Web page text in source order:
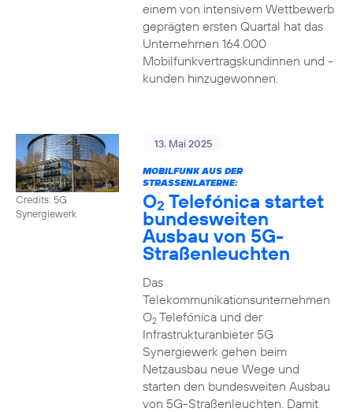
einem von intensivem Wettbewerb
geprägten ersten Quartal hat das
Unternehmen 164.000
Mobilfunkvertragskundinnen und -
kunden hinzugewonnen.
Credits: 5G
Synergiewerk
13. Mai 2025
MOBILFUNK AUS DER
STRASSENLATERNE:
O2 Telefónica startet
bundesweiten
Ausbau von 5G-
Straßenleuchten
Das
Telekommunikationsunternehmen
O2Telefónica und der
Infrastrukturanbieter 5G
Synergiewerk gehen beim
Netzausbau neue Wege und
starten den bundesweiten Ausbau
von 5G-Straßenleuchten. Damit